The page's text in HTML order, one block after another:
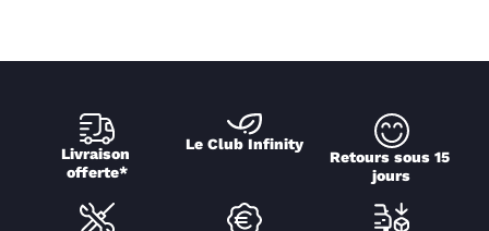
Livraison
offerte*
Le Club Infinity
Retours sous 15
jours